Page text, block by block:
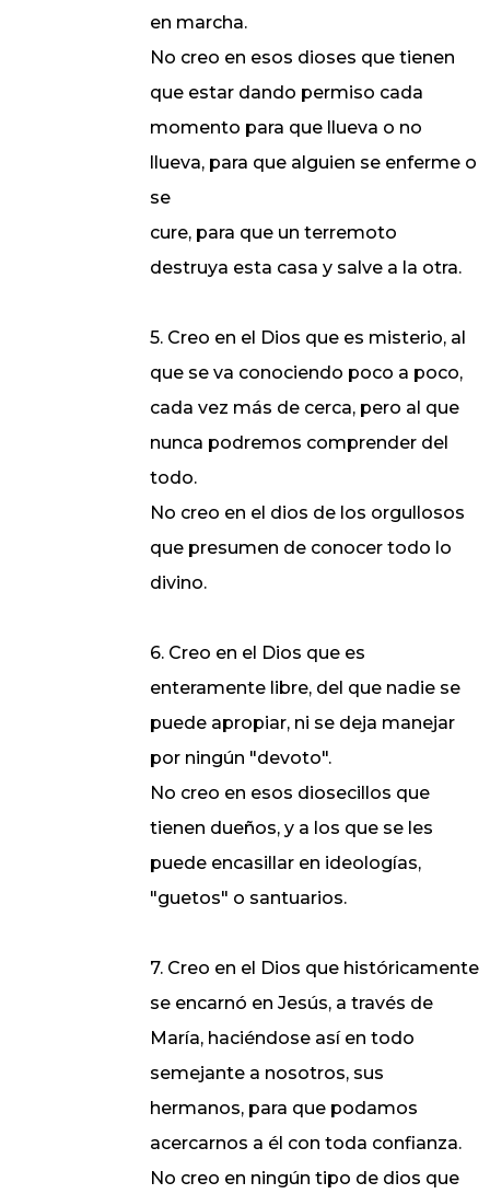
en marcha.
No creo en esos dioses que tienen
que estar dando permiso cada
momento para que llueva o no
llueva, para que alguien se enferme o
se
cure, para que un terremoto
destruya esta casa y salve a la otra.
5. Creo en el Dios que es misterio, al
que se va conociendo poco a poco,
cada vez más de cerca, pero al que
nunca podremos comprender del
todo.
No creo en el dios de los orgullosos
que presumen de conocer todo lo
divino.
6. Creo en el Dios que es
enteramente libre, del que nadie se
puede apropiar, ni se deja manejar
por ningún "devoto".
No creo en esos diosecillos que
tienen dueños, y a los que se les
puede encasillar en ideologías,
"guetos" o santuarios.
7. Creo en el Dios que históricamente
se encarnó en Jesús, a través de
María, haciéndose así en todo
semejante a nosotros, sus
hermanos, para que podamos
acercarnos a él con toda confianza.
No creo en ningún tipo de dios que